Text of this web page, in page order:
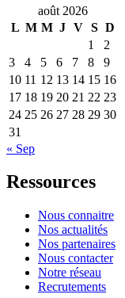
août 2026
L M M J V S D
1
2
3
4 5 6 7 8
9
10 11 12 13 14 15 16
17 18 19 20 21 22 23
24 25 26 27 28 29 30
31
« Sep
Ressources
Nous connaitre
Nos actualités
Nos partenaires
Nous contacter
Notre réseau
Recrutements